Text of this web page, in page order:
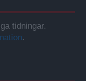
tidningar.
.